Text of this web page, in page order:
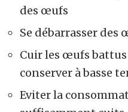
des œufs
Se débarrasser des
Cuir les œufs
conserver à basse
Eviter la